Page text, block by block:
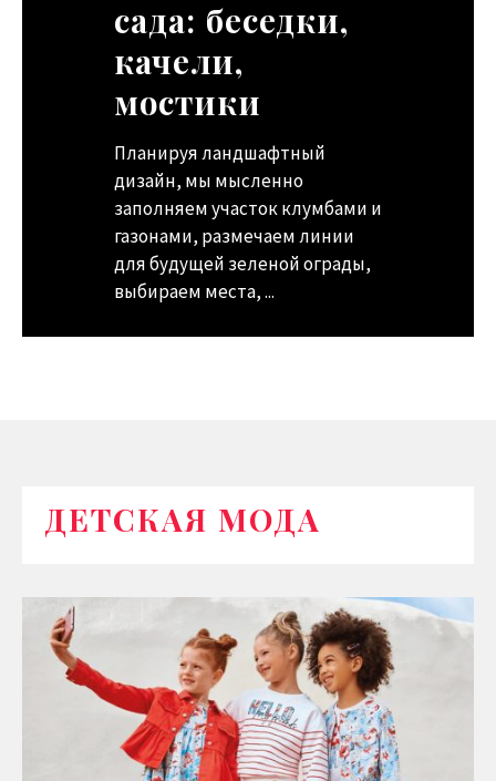
романтика
северных
морей
Сегодня все большую
популярность завоевывают
интерьеры, выдержанные в
едином, «географическом»
стиле – немецкий замок,
французское шато, японский
сада: беседки,
качели,
мостики
Планируя ландшафтный
дизайн, мы мысленно
заполняем участок клумбами и
газонами, размечаем линии
для будущей зеленой ограды,
выбираем места, ...
ДЕТСКАЯ МОДА